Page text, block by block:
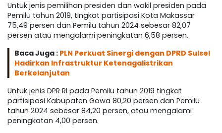
Untuk jenis pemilihan presiden dan wakil presiden pada
Pemilu tahun 2019, tingkat partisipasi Kota Makassar
75,49 persen dan Pemilu tahun 2024 sebesar 82,07
persen atau mengalami peningkatan 6,58 persen.
Baca Juga : PLN Perkuat Sinergi dengan DPRD Sulsel
Hadirkan Infrastruktur Ketenagalistrikan
Berkelanjutan
Untuk jenis DPR RI pada Pemilu tahun 2019 tingkat
partisipasi Kabupaten Gowa 80,20 persen dan Pemilu
tahun 2024 sebesar 84,20 persen, atau mengalami
peningkatan 4,00 persen.